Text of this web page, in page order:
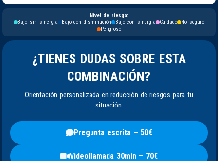
Nivel de riesgo:
Bajo sin sinergia
Bajo con disminución Bajo con sinergia Cuidado
No seguro
Peligroso
¿TIENES DUDAS SOBRE ESTA
COMBINACIÓN?
Orientación personalizada en reducción de riesgos para tu
situación.
Pregunta escrita – 50€
Videollamada 30min – 70€